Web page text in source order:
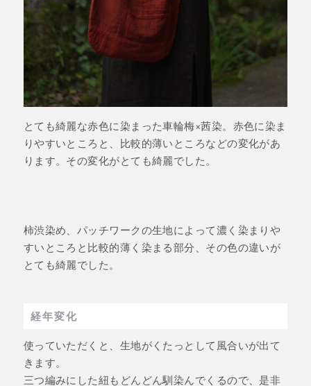
とても綺麗な赤色に染まった車輪梅×茜染。赤色に染ま
りやすいところと、比較的薄いところなどの変化があ
ります。その変化がとても綺麗でした。
柿渋染め、パッチワークの生地によって濃く染まりや
すいところと比較的薄く染まる部分、その色の違いが
とても綺麗でした。
経年変化
使っていただくと、生地がくたっとして風合いが出て
きます。
三つ編みにした紐もどんどん馴染んでくるので、是非